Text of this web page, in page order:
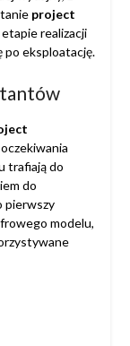
project
realizacji
eksploatację.
trafiają do
do
pierwszy
modelu,